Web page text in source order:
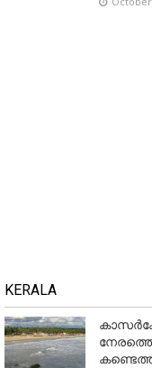
KERALA